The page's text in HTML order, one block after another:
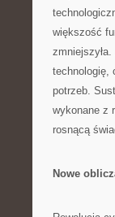
większość
technologię,
potrzeb.
wykonane z
rosnącą
Nowe